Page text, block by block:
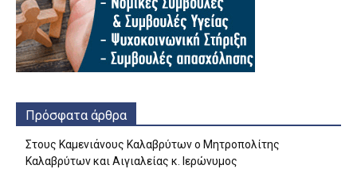
Πρόσφατα άρθρα
Στους Καμενιάνους Καλαβρύτων ο Μητροπολίτης
Καλαβρύτων και Αιγιαλείας κ. Ιερώνυμος